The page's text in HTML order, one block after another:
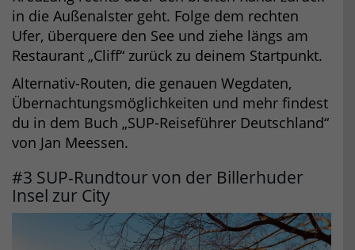
in die Außenalster geht. Folge dem rechten
Ufer, überquere den See und ziehe längs am
Restaurant „Cliff“ zurück zu deinem Startpunkt.
Alternativ-Routen, die genauen Wegdaten,
Übernachtungsmöglichkeiten und mehr findest
du in dem Buch „SUP-Reiseführer Deutschland“
von Jan Meessen.
#3 SUP-Rundtour von der Billerhuder
Insel zur City